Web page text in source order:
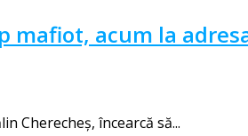
acum la
Cherecheş, încearcă să...